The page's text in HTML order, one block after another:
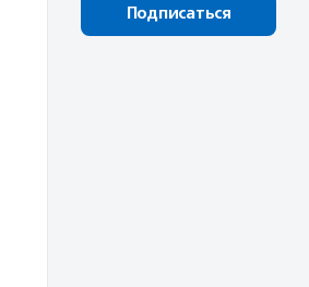
Подписаться